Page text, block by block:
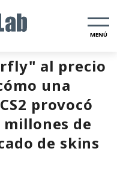
MENÚ
al precio
una
provocó
millones de
de skins